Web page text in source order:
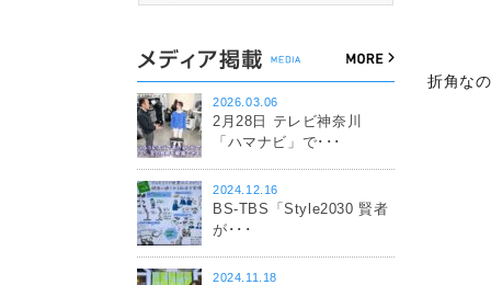
折角な
2026.03.06
2月28日 テレビ神奈川
「ハマナビ」で･･･
2024.12.16
BS-TBS「Style2030 賢者
が･･･
2024.11.18